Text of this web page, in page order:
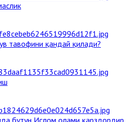
тавофини қандай қилади?
бутун Ислом олами қарздордир